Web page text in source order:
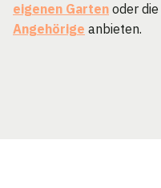
eigenen Garten oder die
Angehörige anbieten.